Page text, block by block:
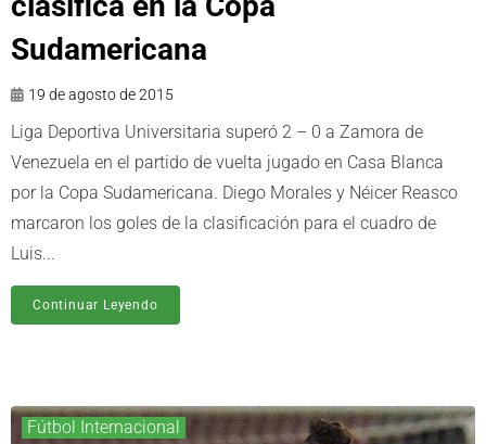
Sudamericana
19 de agosto de 2015
Liga Deportiva Universitaria superó 2 – 0 a Zamora de
Venezuela en el partido de vuelta jugado en Casa Blanca
por la Copa Sudamericana. Diego Morales y Néicer Reasco
marcaron los goles de la clasificación para el cuadro de
Luis...
Continuar Leyendo
Fútbol Internacional